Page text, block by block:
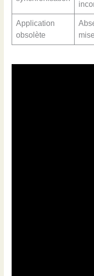
Application
obsolète